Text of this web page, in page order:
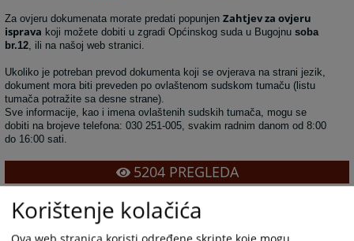
Za ovjeru dokumenata morate predati popunjenZahtjev za ovjeru
isprava koji možete dobiti u zgradi Općinskog suda u Bugojnusoba
br.12, ili na našoj web stranici.
Ukoliko je potreban prevod dokumenta koji se ovjerava na strani jezik,
dokument mora biti preveden po ovlaštenom sudskom tumaču (listu
tumača potražite sa desne strane).
Sve informacije, kao i imena ovlaštenih sudskih tumača, mogu se
dobiti na brojeve telefona: 030 251-005, svakim radnim danom od 8:00
do 16:00 sati.
5204PREGLEDA
Korištenje kolačića